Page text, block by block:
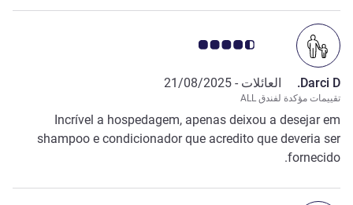
ملاحظة أراء العملاء 4.5/5
Darci D. العائلات - 21/08/2025
تقييمات مؤكدة لفندق ALL
Incrível a hospedagem, apenas deixou a desejar em
shampoo e condicionador que acredito que deveria ser
fornecido.